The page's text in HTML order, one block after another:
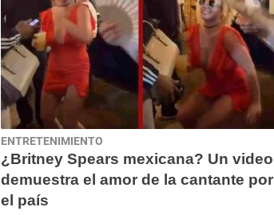
ENTRETENIMIENTO
¿Britney Spears mexicana? Un video
demuestra el amor de la cantante por
el país